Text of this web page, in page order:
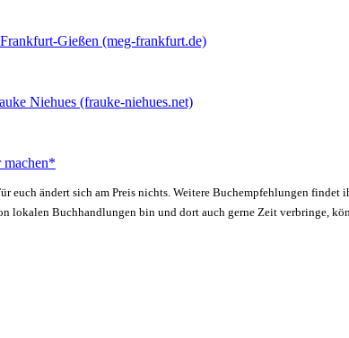
Gießen (meg-frankfurt.de)
Niehues (frauke-niehues.net)
machen*
ändert sich am Preis nichts. Weitere Buchempfehlungen findet
Buchhandlungen bin und dort auch gerne Zeit verbringe,